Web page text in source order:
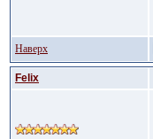
Наверх
Felix